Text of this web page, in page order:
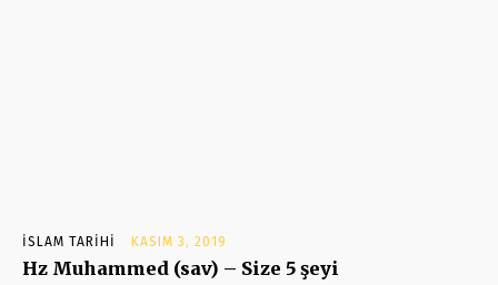
İSLAM TARIHI KASIM 3, 2019
Hz Muhammed (sav) – Size 5 şeyi